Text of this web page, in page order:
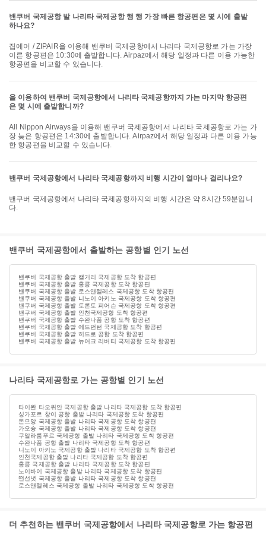
밴쿠버 국제공항 발 나리타 국제공항 행 행 가장 빠른 항공편은 몇 시에 출발
하나요?
집에어 / ZIPAIR을 이용해 밴쿠버 국제공항에서 나리타 국제공항로 가는 가장
이른 항공편은 10:30에 출발합니다. Airpaz에서 해당 일정과 다른 이용 가능한
항공편을 비교할 수 있습니다.
을 이용하여 밴쿠버 국제공항에서 나리타 국제공항까지 가는 마지막 항공편
은 몇 시에 출발합니까?
All Nippon Airways을 이용해 밴쿠버 국제공항에서 나리타 국제공항로 가는 가
장 늦은 항공편은 14:30에 출발합니다. Airpaz에서 해당 일정과 다른 이용 가능
한 항공편을 비교할 수 있습니다.
밴쿠버 국제공항에서 나리타 국제공항까지 비행 시간이 얼마나 걸리나요?
밴쿠버 국제공항에서 나리타 국제공항까지의 비행 시간은 약 8시간 59분입니
다.
밴쿠버 국제공항에서 출발하는 공항별 인기 노선
밴쿠버 국제공항 출발 캘거리 국제공항 도착 항공편
밴쿠버 국제공항 출발 홍콩 국제공항 도착 항공편
밴쿠버 국제공항 출발 로스앤젤레스 국제공항 도착 항공편
밴쿠버 국제공항 출발 니노이 아키노 국제공항 도착 항공편
밴쿠버 국제공항 출발 토론토 피어슨 국제공항 도착 항공편
밴쿠버 국제공항 출발 인천국제공항 도착 항공편
밴쿠버 국제공항 출발 수완나품 공항 도착 항공편
밴쿠버 국제공항 출발 에드먼턴 국제공항 도착 항공편
밴쿠버 국제공항 출발 히드로 공항 도착 항공편
밴쿠버 국제공항 출발 뉴어크 리버티 국제공항 도착 항공편
나리타 국제공항로 가는 공항별 인기 노선
타이완 타오위안 국제공항 출발 나리타 국제공항 도착 항공편
싱가포르 창이 공항 출발 나리타 국제공항 도착 항공편
돈므앙 국제공항 출발 나리타 국제공항 도착 항공편
가오슝 국제공항 출발 나리타 국제공항 도착 항공편
쿠알라룸푸르 국제공항 출발 나리타 국제공항 도착 항공편
수완나품 공항 출발 나리타 국제공항 도착 항공편
니노이 아키노 국제공항 출발 나리타 국제공항 도착 항공편
인천국제공항 출발 나리타 국제공항 도착 항공편
홍콩 국제공항 출발 나리타 국제공항 도착 항공편
노이바이 국제공항 출발 나리타 국제공항 도착 항공편
떤선녓 국제공항 출발 나리타 국제공항 도착 항공편
로스앤젤레스 국제공항 출발 나리타 국제공항 도착 항공편
더 추천하는 밴쿠버 국제공항에서 나리타 국제공항로 가는 항공편